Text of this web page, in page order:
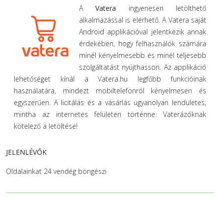
AVatera ingyenesen letölthető
alkalmazással is elérhető. A Vatera saját
Android applikációval jelentkezik annak
érdekében, hogy felhasználók számára
minél kényelmesebb és minél teljesebb
szolgáltatást nyújthasson. Az applikáció
lehetőséget kínál a Vatera.hu legfőbb funkcióinak
használatára, mindezt mobiltelefonról kényelmesen és
egyszerűen. A licitálás és a vásárlás ugyanolyan lendületes,
mintha az internetes felületen történne. Vaterázóknak
kötelező a letöltése!
JELENLÉVŐK
Oldalainkat 24 vendég böngészi